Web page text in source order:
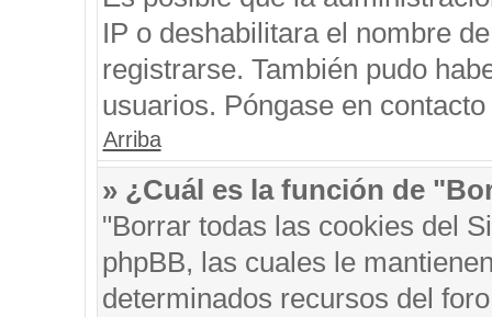
IP o deshabilitara el nombre
registrarse. También pudo
usuarios. Póngase en
Arriba
» ¿Cuál es la función de
"Borrar todas las cookies del
phpBB, las cuales le
determinados recursos del